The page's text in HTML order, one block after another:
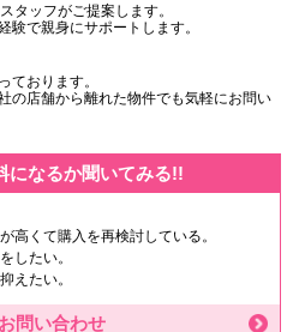
タッフがご提案します。
験で親身にサポートします。
ております。
の店舗から離れた物件でも気軽にお問い
になるか聞いてみる!!
高くて購入を再検討している。
したい。
えたい。
問い合わせ